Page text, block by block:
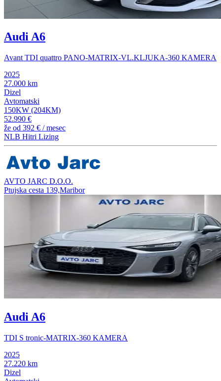
Audi A6
Avant TDI quattro PANO-MATRIX-VL.KLJUKA-360 KAMERA
2025
27.000 km
Dizel
Avtomatski
150KW (204KM)
52.990 €
že od 392 € / mesec
NLB Hitri Lizing
AVTO JARC D.O.O.
Ptujska cesta 139,Maribor
Audi A6
TDI S tronic-MATRIX-360 KAMERA
2025
27.220 km
Dizel